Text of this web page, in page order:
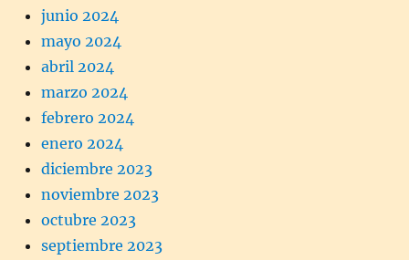
junio 2024
mayo 2024
abril 2024
marzo 2024
febrero 2024
enero 2024
diciembre 2023
noviembre 2023
octubre 2023
septiembre 2023